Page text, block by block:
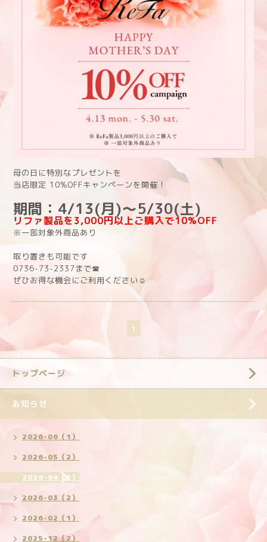
母の日に特別なプレゼントを
当店限定 10%OFFキャンペーンを開催！
期間：4/13(月)〜5/30(土)
リファ製品を3,000円以上ご購入で10%OFF
※一部対象外商品あり
取り置きも可能です
0736-73-2337まで☎︎
ぜひお得な機会にご利用ください☺️
1
トップページ
お知らせ
2026-06（1）
2026-05（2）
2026-04（2）
2026-03（2）
2026-02（1）
2025-12（2）